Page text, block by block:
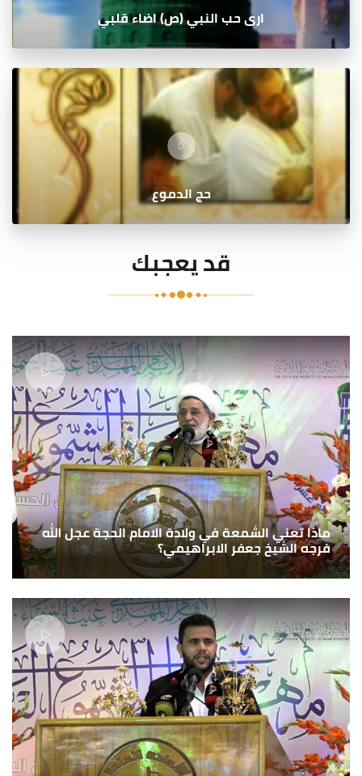
ارى حب النبي (ص) اضاء قلبي
حج الدموع
قد يعجبك
ماذا تعني الشمعة في ولادة الامام الحجة عجل الله
فرجه الشيخ جعفر الابراهيمي؟